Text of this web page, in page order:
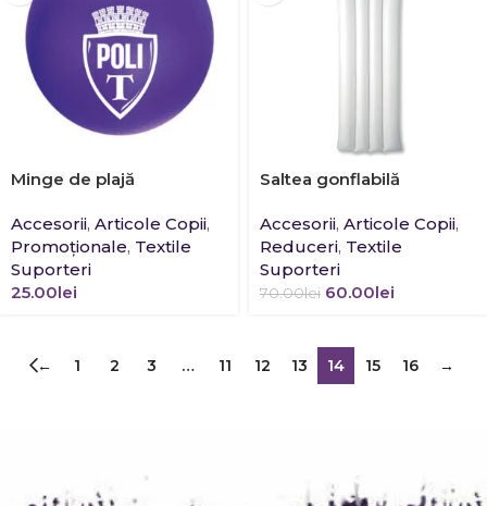
Minge de plajă
Accesorii, Articole Copii,
Promoţionale, Textile
Suporteri
25.00lei
Saltea gonflabilă
Accesorii, Articole Copii,
Reduceri, Textile
Suporteri
70.00lei 60.00lei
← 1 2 3 … 11 12 13 14 15 16 →